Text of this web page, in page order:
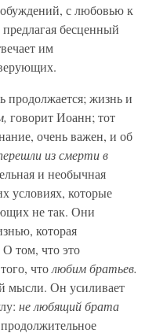
с любовью к
бесценный
им
продолжается; жизнь и
говорит Иоанн; тот
очень важен, и об
из смерти в
и необычная
условиях, которые
не так. Они
которая
О том, что это
чтолюбим братьев.
мысли. Он усиливает
не любящий брата